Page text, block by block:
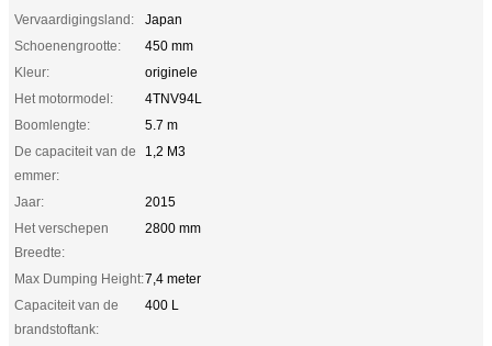
Vervaardigingsland:
Japan
Schoenengrootte:
450 mm
Kleur:
originele
Het motormodel:
4TNV94L
Boomlengte:
5.7 m
De capaciteit van de
emmer:
1,2 M3
Jaar:
2015
Het verschepen
Breedte:
2800 mm
Max Dumping Height:7,4 meter
Capaciteit van de
brandstoftank:
400 L